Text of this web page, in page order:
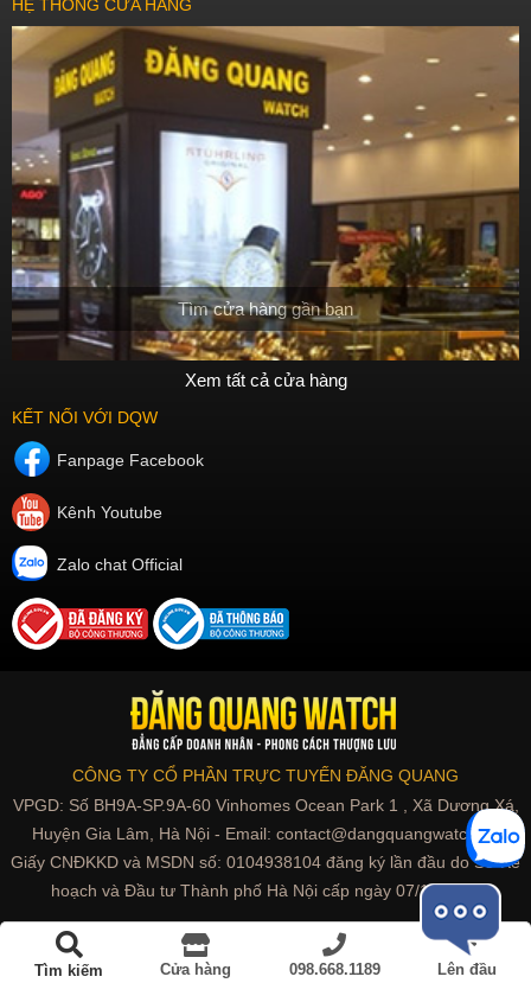
Đồng hồ Limited | Phiên bản giới hạn
Tìm kiếm Cửa hàng 098.668.1189 Lên đầu
HỆ THỐNG CỬA HÀNG
Tìm cửa hàng gần bạn
Xem tất cả cửa hàng
KẾT NỐI VỚI DQW
Fanpage Facebook
Kênh Youtube
Zalo chat Official
CÔNG TY CỔ PHẦN TRỰC TUYẾN ĐĂNG QUANG
VPGD: Số BH9A-SP.9A-60 Vinhomes Ocean Park 1 , Xã Dương Xá,
Huyện Gia Lâm, Hà Nội - Email: contact@dangquangwatch.vn
Giấy CNĐKKD và MSDN số: 0104938104 đăng ký lần đầu do Sở Kế
hoạch và Đầu tư Thành phố Hà Nội cấp ngày 07/10/2010